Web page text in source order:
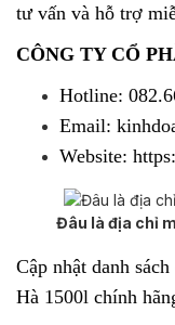
tư vấn và hỗ trợ
CÔNG TY CỔ
Hotline:
Email:
Website:
Đâu là địa chỉ
Cập nhật danh
Hà 1500l chính